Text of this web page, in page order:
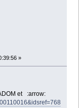
»
et :arrow: